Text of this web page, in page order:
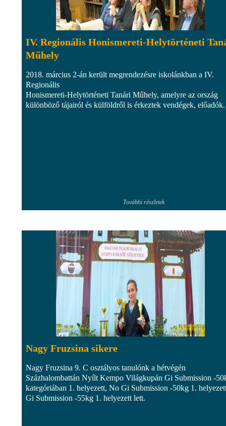
IV. Regionális Honismereti-Helytörténeti
Műhely
2018. március 2-án került megrendezésre iskolánkban a IV.
Regionális
Honismereti-Helytörténeti Tanári Műhely, amelyre az ország
különböző tájairól és külföldről is érkeztek vendégek, előadók.
További részletek
Nagy Fruzsina sikere
Nagy Fruzsina 9. C osztályos tanulónk a hétvégén
Százhalombattán Nyílt Kempo Világkupán Gi Submission -
kategóriában 1. helyezett, No Gi Submission -50kg 1.
Gi Submission -55kg 1. helyezett lett.